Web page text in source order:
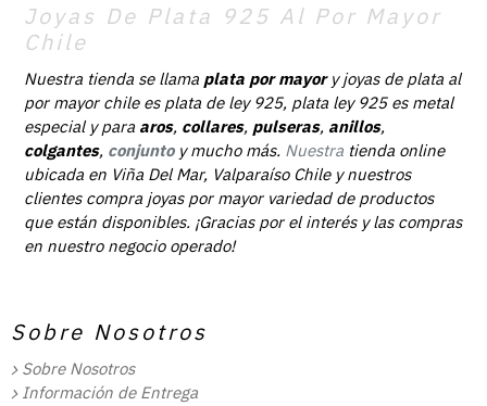
Joyas De Plata 925 Al Por Mayor
Chile
Nuestra tienda se llama plata por mayory joyas de plata al
por mayor chile es plata de ley 925, plata ley 925 es metal
especial y para aros, collares, pulseras, anillos,
colgantes, conjunto y mucho más. Nuestra tienda online
ubicada en Viña Del Mar, Valparaíso Chile y nuestros
clientes compra joyas por mayor variedad de productos
que están disponibles. ¡Gracias por el interés y las compras
en nuestro negocio operado!
Sobre Nosotros
Sobre Nosotros
Información de Entrega